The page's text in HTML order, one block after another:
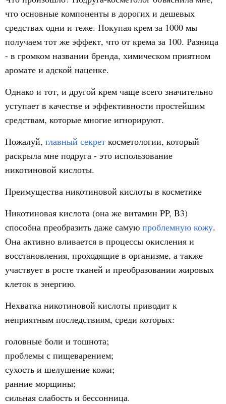
что основные компоненты в дорогих и дешевых
средствах одни и теже. Покупая крем за 1000 мы
получаем тот же эффект, что от крема за 100. Разница
- в громком названии бренда, химическом приятном
аромате и адской наценке.
Однако и тот, и другой крем чаще всего значительно
уступает в качестве и эффективности простейшим
средствам, которые многие игнорируют.
Пожалуй, главный секрет косметологии, который
раскрыла мне подруга - это использование
никотиновой кислоты.
Преимущества никотиновой кислоты в косметике
Никотиновая кислота (она же витамин PP, B3)
способна преобразить даже самую проблемную кожу.
Она активно вливается в процессы окисления и
восстановления, проходящие в организме, а также
участвует в росте тканей и преобразовании жировых
клеток в энергию.
Нехватка никотиновой кислоты приводит к
неприятным последствиям, среди которых:
головные боли и тошнота;
проблемы с пищеварением;
сухость и шелушение кожи;
ранние морщины;
сильная слабость и бессонница.